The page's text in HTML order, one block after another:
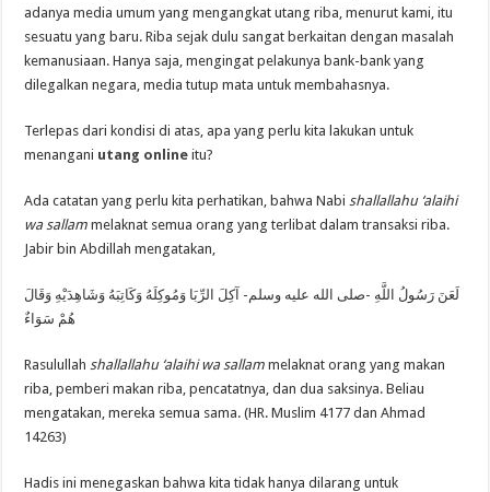
adanya media umum yang mengangkat utang riba, menurut kami, itu
sesuatu yang baru. Riba sejak dulu sangat berkaitan dengan masalah
kemanusiaan. Hanya saja, mengingat pelakunya bank-bank yang
dilegalkan negara, media tutup mata untuk membahasnya.
Terlepas dari kondisi di atas, apa yang perlu kita lakukan untuk
menangani utang online itu?
Ada catatan yang perlu kita perhatikan, bahwa Nabi shallallahu ‘alaihi
wa sallam melaknat semua orang yang terlibat dalam transaksi riba.
Jabir bin Abdillah mengatakan,
لَعَنَ رَسُولُ اللَّهِ -صلى الله عليه وسلم- آكِلَ الرِّبَا وَمُوكِلَهُ وَكَاتِبَهُ وَشَاهِدَيْهِ وَقَالَ
هُمْ سَوَاءٌ
Rasulullah shallallahu ‘alaihi wa sallam melaknat orang yang makan
riba, pemberi makan riba, pencatatnya, dan dua saksinya. Beliau
mengatakan, mereka semua sama. (HR. Muslim 4177 dan Ahmad
14263)
Hadis ini menegaskan bahwa kita tidak hanya dilarang untuk